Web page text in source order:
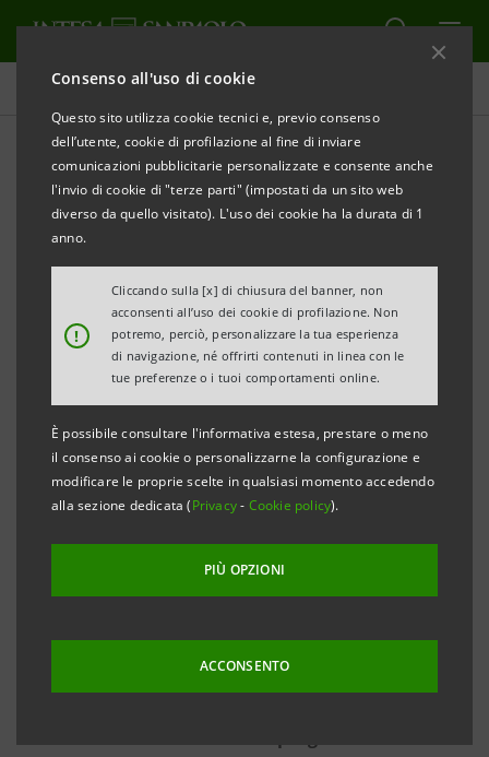
Consenso all'uso di cookie
Questo sito utilizza cookie tecnici e, previo consenso
dell’utente, cookie di profilazione al fine di inviare
comunicazioni pubblicitarie personalizzate e consente anche
l'invio di cookie di "terze parti" (impostati da un sito web
diverso da quello visitato). L'uso dei cookie ha la durata di 1
anno.
!
Cliccando sulla [x] di chiusura del banner, non
acconsenti all’uso dei cookie di profilazione. Non
potremo, perciò, personalizzare la tua esperienza
di navigazione, né offrirti contenuti in linea con le
tue preferenze o i tuoi comportamenti online.
È possibile consultare l'informativa estesa, prestare o meno
il consenso ai cookie o personalizzarne la configurazione e
modificare le proprie scelte in qualsiasi momento accedendo
alla sezione dedicata (Privacy- Cookie policy).
PIÙ OPZIONI
ACCONSENTO
Comunicati stampa
STAMPA AGGIORNA
COMUNICATO STAMPA
INTESA SANPAOLO MOTORE PER LO SVILUPPO
ACCESSO AL CREDITO, AMBIENTE, FILANTROPIA,
CULTURA: PRESENTATI I RISULTATI DELLA BANCA
8,7 milioni di pasti, 519 mila posti letto, 131
mila farmaci, 103 mila indumenti
distribuiti tramite associazioni caritative
Prestito ‘per Merito’ a 3.240 studenti